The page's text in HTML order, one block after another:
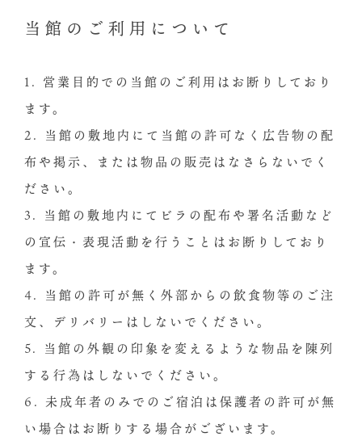
当館のご利用について
1. 営業目的での当館のご利用はお断りしており
ます。
2. 当館の敷地内にて当館の許可なく広告物の配
布や掲示、または物品の販売はなさらないでく
ださい。
3. 当館の敷地内にてビラの配布や署名活動など
の宣伝・表現活動を行うことはお断りしており
ます。
4. 当館の許可が無く外部からの飲食物等のご注
文、デリバリーはしないでください。
5. 当館の外観の印象を変えるような物品を陳列
する行為はしないでください。
6. 未成年者のみでのご宿泊は保護者の許可が無
い場合はお断りする場合がございます。